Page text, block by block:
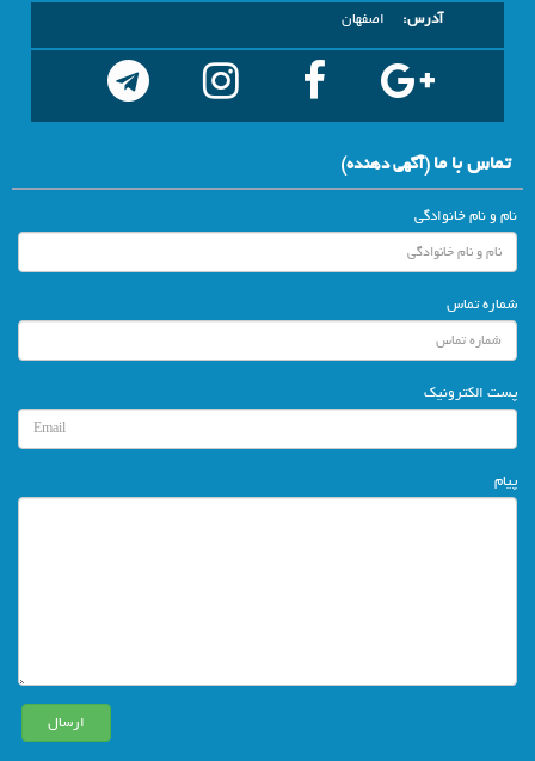
آدرس:
اصفهان
تماس با ما(آگهي دهنده)
نام و نام خانوادگی
شماره تماس
پست الکترونیک
پیام